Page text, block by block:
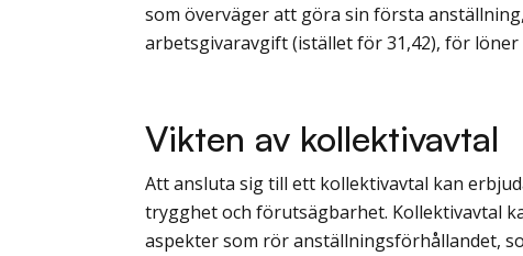
som överväger att göra sin första
arbetsgivaravgift (istället för 31,42), för löner
Vikten av kollektivavtal
Att ansluta sig till ett kollektivavtal kan
trygghet och förutsägbarhet. Kollektivavtal
aspekter som rör anställningsförhållandet,